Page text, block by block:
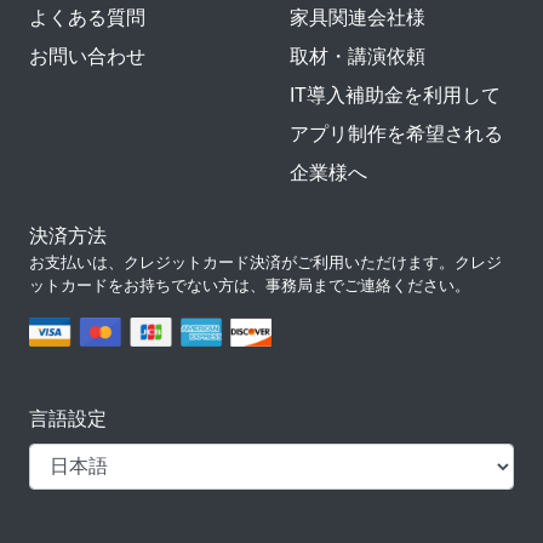
よくある質問
お問い合わせ
家具関連会社様
取材・講演依頼
IT導入補助金を利用して
アプリ制作を希望される
企業様へ
決済方法
お支払いは、クレジットカード決済がご利用いただけます。クレジ
ットカードをお持ちでない方は、事務局までご連絡ください。
言語設定